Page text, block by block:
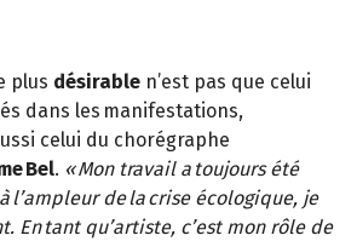
plus désirable n’est pas que celui
dans les manifestations,
celui du chorégraphe
Bel. « Mon travail a toujours été
l’ampleur de la crise écologique, je
En tant qu’artiste, c’est mon rôle de